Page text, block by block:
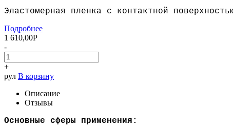
Эластомерная пленка с контактной
Подробнее
1 610,00Р
-
+
рул В корзину
Описание
Отзывы
Основные сферы применения: